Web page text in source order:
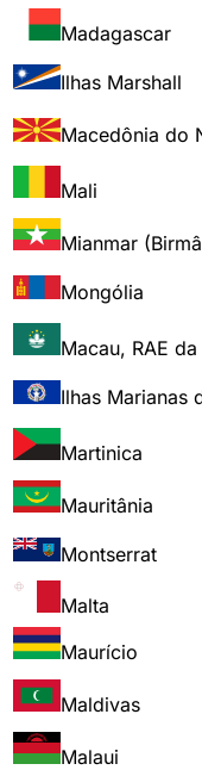
Madagascar
Ilhas Marshall
Macedônia do
Mali
Mianmar
Mongólia
Macau, RAE
Ilhas Marianas
Martinica
Mauritânia
Montserrat
Malta
Maurício
Maldivas
Malaui